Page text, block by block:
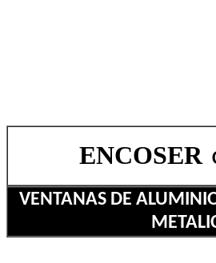
ENCOSER
VENTANAS DE